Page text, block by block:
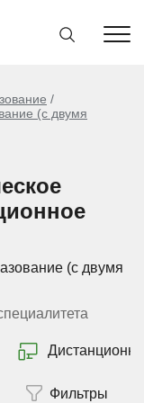
(с двумя
(с двумя
Дистанционно